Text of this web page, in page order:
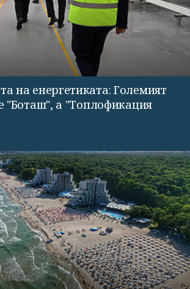
на енергетиката: Големият
"Боташ", а "Топлофикация